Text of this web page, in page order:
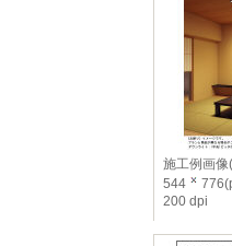
施工例画像
544
200 dpi